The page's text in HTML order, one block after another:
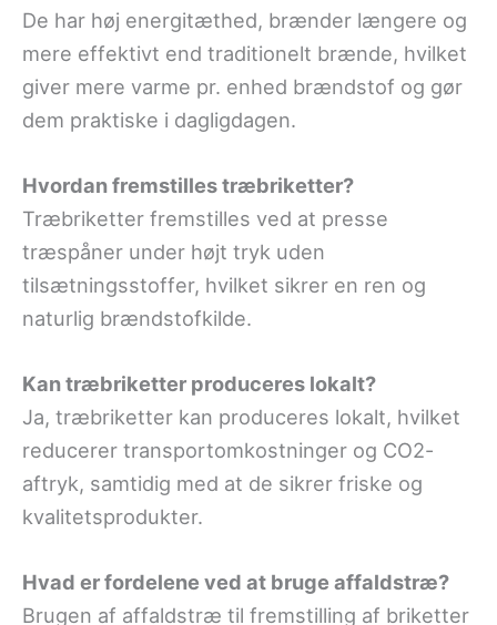
De har høj energitæthed, brænder længere og
mere effektivt end traditionelt brænde, hvilket
giver mere varme pr. enhed brændstof og gør
dem praktiske i dagligdagen.
Hvordan fremstilles træbriketter?
Træbriketter fremstilles ved at presse
træspåner under højt tryk uden
tilsætningsstoffer, hvilket sikrer en ren og
naturlig brændstofkilde.
Kan træbriketter produceres lokalt?
Ja, træbriketter kan produceres lokalt, hvilket
reducerer transportomkostninger og CO2-
aftryk, samtidig med at de sikrer friske og
kvalitetsprodukter.
Hvad er fordelene ved at bruge affaldstræ?
Brugen af affaldstræ til fremstilling af briketter